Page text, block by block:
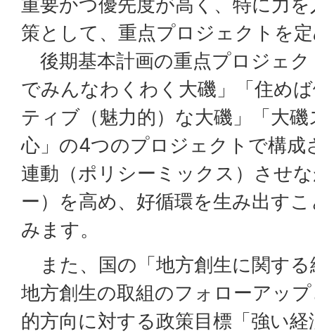
策として、重点プロジェクトを
後期基本計画の重点プロジェ
でみんなわくわく大磯」「住め
ティブ（魅力的）な大磯」「大
心」の4つのプロジェクトで構成
連動（ポリシーミックス）させ
ー）を高め、好循環を生み出す
みます。
また、国の「地方創生に関す
地方創生の取組のフォローアッ
的方向に対する政策目標「強い